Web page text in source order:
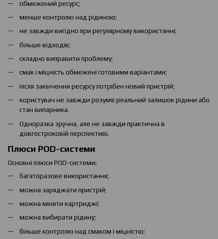
обмежений ресурс;
менше контролю над рідиною;
не завжди вигідно при регулярному використанні;
більше відходів;
складно виправити проблему;
смак і міцність обмежені готовими варіантами;
після закінчення ресурсу потрібен новий пристрій;
користувач не завжди розуміє реальний залишок рідини або
стан випарника.
Одноразка зручна, але не завжди практична в
довгостроковій перспективі.
Плюси POD-системи
Основні плюси POD-системи:
багаторазове використання;
можна заряджати пристрій;
можна міняти картриджі;
можна вибирати рідину;
більше контролю над смаком і міцністю;